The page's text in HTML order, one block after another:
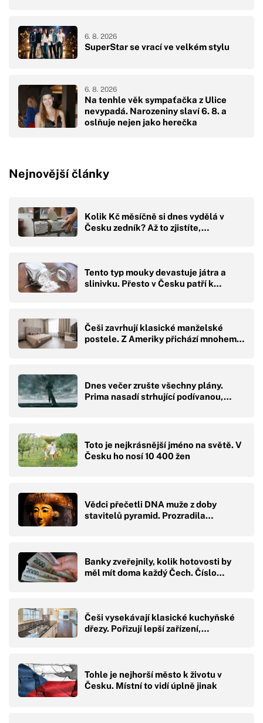
SuperStar se vrací ve velkém stylu
6. 8. 2026
Na tenhle věk sympaťačka z Ulice
nevypadá. Narozeniny slaví 6. 8. a
oslňuje nejen jako herečka
6. 8. 2026
Nejnovější články
Kolik Kč měsíčně si dnes vydělá v
Česku zedník? Až to zjistíte,…
Tento typ mouky devastuje játra a
slinivku. Přesto v Česku patří k…
Češi zavrhují klasické manželské
postele. Z Ameriky přichází mnohem…
Dnes večer zrušte všechny plány.
Prima nasadí strhující podívanou,…
Toto je nejkrásnější jméno na světě. V
Česku ho nosí 10 400 žen
Vědci přečetli DNA muže z doby
stavitelů pyramid. Prozradila…
Banky zveřejnily, kolik hotovosti by
měl mít doma každý Čech. Číslo…
Češi vysekávají klasické kuchyňské
dřezy. Pořizují lepší zařízení,…
Tohle je nejhorší město k životu v
Česku. Místní to vidí úplně jinak